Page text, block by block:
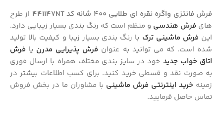
فرش فانتزی واگره نقره ای طلایی 400 شانه کد 441147NT
از طرح
های فرش هندسی و منظم است که رنگ بندی بسیار زیبایی دارد.
این فرش ماشینی ترک با رنگ بندی بسیار زیبا و کیفیت بالا تولید
شده است. که می توانید به عنوان فرش پذیرایی مدرن یا فرش
اتاق خواب جدید خود در سایز بندی مختلف همراه با ارسال فوری
به صورت نقد و قسطی خرید کنید. برای کسب اطلاعات بیشتر در
زمینه خرید اینترنتی فرش ماشینی با مشاوران ما در بخش فروش
تماس حاصل فرمایید.